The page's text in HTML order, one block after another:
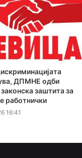
ДПМНЕ одби
заштита за
работнички
16:41